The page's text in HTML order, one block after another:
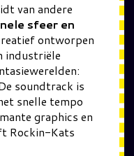
van andere
sfeer en
ontworpen
industriële
soundtrack is
snelle tempo
graphics en
Rockin-Kats